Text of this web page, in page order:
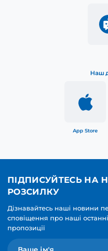
Наш
App Store
ПІДПИСУЙТЕСЬ НА
РОЗСИЛКУ
Дізнавайтесь наші новини
сповіщення про наші
пропозиції